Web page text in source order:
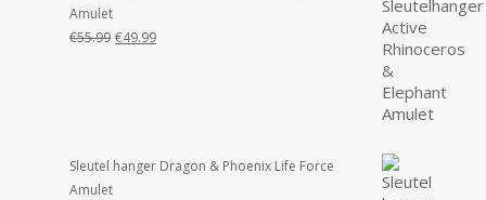
Amulet
€55.99 Oorspronkelijke
€49.99Huidige
Sleutel hanger Dragon & Phoenix Life Force
Amulet